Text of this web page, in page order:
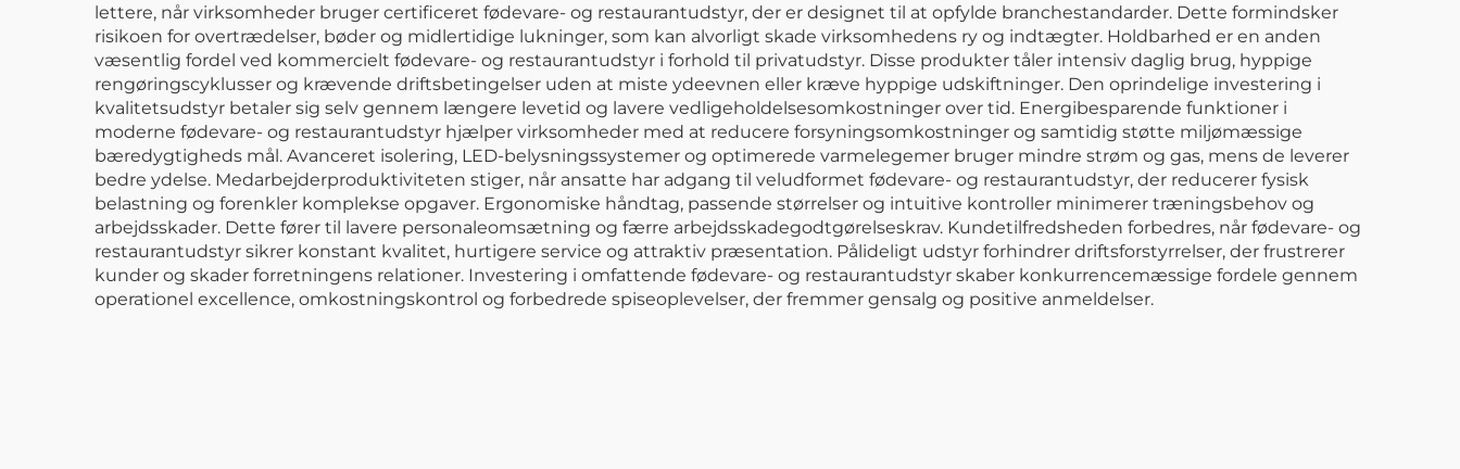
lettere, når virksomheder bruger certificeret fødevare- og restaurantudstyr, der er designet til at opfylde branchestandarder. Dette formindsker
risikoen for overtrædelser, bøder og midlertidige lukninger, som kan alvorligt skade virksomhedens ry og indtægter. Holdbarhed er en anden
væsentlig fordel ved kommercielt fødevare- og restaurantudstyr i forhold til privatudstyr. Disse produkter tåler intensiv daglig brug, hyppige
rengøringscyklusser og krævende driftsbetingelser uden at miste ydeevnen eller kræve hyppige udskiftninger. Den oprindelige investering i
kvalitetsudstyr betaler sig selv gennem længere levetid og lavere vedligeholdelsesomkostninger over tid. Energibesparende funktioner i
moderne fødevare- og restaurantudstyr hjælper virksomheder med at reducere forsyningsomkostninger og samtidig støtte miljømæssige
bæredygtigheds mål. Avanceret isolering, LED-belysningssystemer og optimerede varmelegemer bruger mindre strøm og gas, mens de leverer
bedre ydelse. Medarbejderproduktiviteten stiger, når ansatte har adgang til veludformet fødevare- og restaurantudstyr, der reducerer fysisk
belastning og forenkler komplekse opgaver. Ergonomiske håndtag, passende størrelser og intuitive kontroller minimerer træningsbehov og
arbejdsskader. Dette fører til lavere personaleomsætning og færre arbejdsskadegodtgørelseskrav. Kundetilfredsheden forbedres, når fødevare- og
restaurantudstyr sikrer konstant kvalitet, hurtigere service og attraktiv præsentation. Pålideligt udstyr forhindrer driftsforstyrrelser, der frustrerer
kunder og skader forretningens relationer. Investering i omfattende fødevare- og restaurantudstyr skaber konkurrencemæssige fordele gennem
operationel excellence, omkostningskontrol og forbedrede spiseoplevelser, der fremmer gensalg og positive anmeldelser.